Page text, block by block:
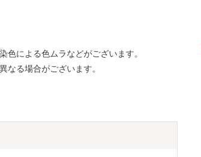
色による色ムラなどがございます。
なる場合がございます。